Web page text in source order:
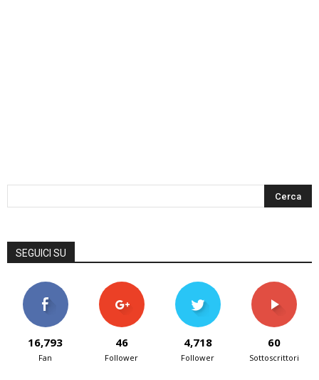
SEGUICI SU
16,793
Fan
46
Follower
4,718
Follower
60
Sottoscrittori